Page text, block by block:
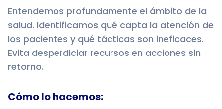
Entendemos profundamente el ámbito de la
salud. Identificamos qué capta la atención de
los pacientes y qué tácticas son ineficaces.
Evita desperdiciar recursos en acciones sin
retorno.
Cómo lo hacemos: